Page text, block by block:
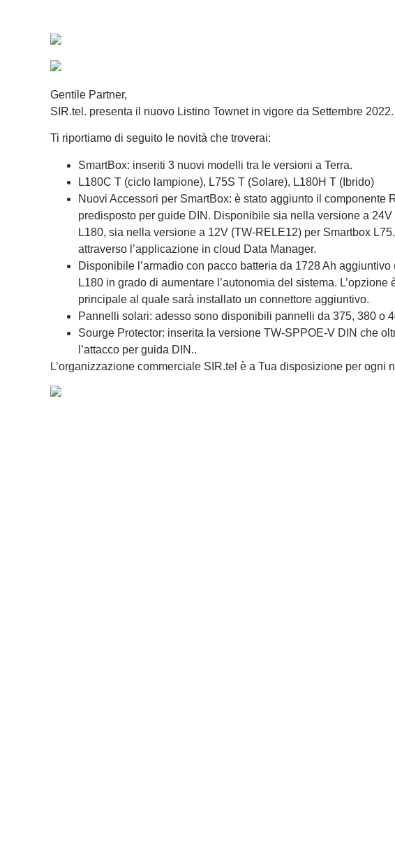
Gentile Partner,
SIR.tel. presenta il nuovo Listino Townet in vigore da Settembre 2022.
Ti riportiamo di seguito le novità che troverai:
SmartBox: inseriti 3 nuovi modelli tra le versioni a Terra.
L180C T (ciclo lampione), L75S T (Solare), L180H T (Ibrido)
Nuovi Accessori per SmartBox: è stato aggiunto il componente
predisposto per guide DIN. Disponibile sia nella versione a
L180, sia nella versione a 12V (TW-RELE12) per Smartbox
attraverso l’applicazione in cloud Data Manager.
Disponibile l’armadio con pacco batteria da 1728 Ah
L180 in grado di aumentare l’autonomia del sistema.
principale al quale sarà installato un connettore aggiuntivo.
Pannelli solari: adesso sono disponibili pannelli da 375, 380 o
Sourge Protector: inserita la versione TW-SPPOE-V DIN che
l’attacco per guida DIN..
L’organizzazione commerciale SIR.tel è a Tua disposizione per ogni